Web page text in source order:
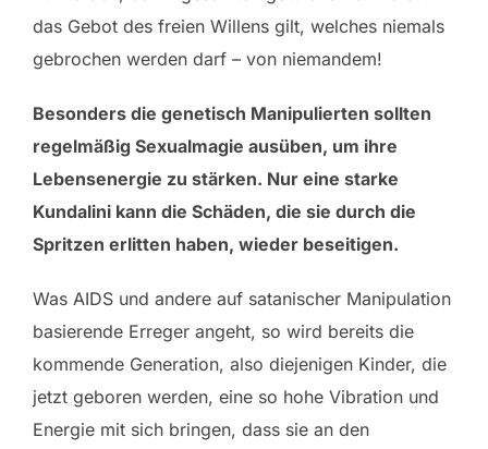
das Gebot des freien Willens gilt, welches niemals
gebrochen werden darf – von niemandem!
Besonders die genetisch Manipulierten sollten
regelmäßig Sexualmagie ausüben, um ihre
Lebensenergie zu stärken. Nur eine starke
Kundalini kann die Schäden, die sie durch die
Spritzen erlitten haben, wieder beseitigen.
Was AIDS und andere auf satanischer Manipulation
basierende Erreger angeht, so wird bereits die
kommende Generation, also diejenigen Kinder, die
jetzt geboren werden, eine so hohe Vibration und
Energie mit sich bringen, dass sie an den